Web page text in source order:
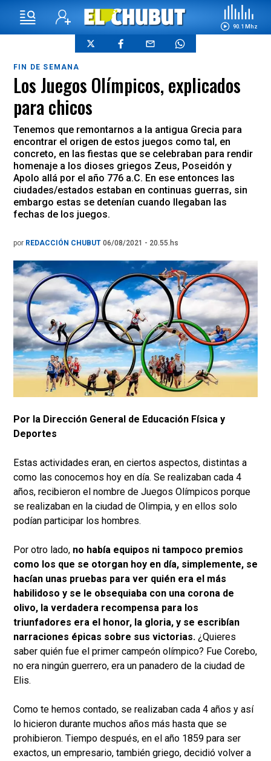
90.1 Mhz
FIN DE SEMANA
Los Juegos Olímpicos, explicados
para chicos
Tenemos que remontarnos a la antigua Grecia para
encontrar el origen de estos juegos como tal, en
concreto, en las fiestas que se celebraban para rendir
homenaje a los dioses griegos Zeus, Poseidón y
Apolo allá por el año 776 a.C. En ese entonces las
ciudades/estados estaban en continuas guerras, sin
embargo estas se detenían cuando llegaban las
fechas de los juegos.
por REDACCIÓN CHUBUT 06/08/2021 - 20.55.hs
Por la Dirección General de Educación Física y
Deportes
Estas actividades eran, en ciertos aspectos, distintas a
como las conocemos hoy en día. Se realizaban cada 4
años, recibieron el nombre de Juegos Olímpicos porque
se realizaban en la ciudad de Olimpia, y en ellos solo
podían participar los hombres.
Por otro lado, no había equipos ni tampoco premios
como los que se otorgan hoy en día, simplemente, se
hacían unas pruebas para ver quién era el más
habilidoso y se le obsequiaba con una corona de
olivo, la verdadera recompensa para los
triunfadores era el honor, la gloria, y se escribían
narraciones épicas sobre sus victorias. ¿Quieres
saber quién fue el primer campeón olímpico? Fue Corebo,
no era ningún guerrero, era un panadero de la ciudad de
Elis.
Como te hemos contado, se realizaban cada 4 años y así
lo hicieron durante muchos años más hasta que se
prohibieron. Tiempo después, en el año 1859 para ser
exactos, un empresario, también griego, decidió volver a